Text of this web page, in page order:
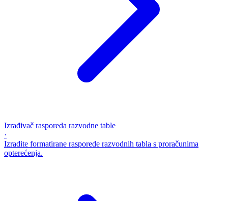
Izrađivač rasporeda razvodne table
·
Izradite formatirane rasporede razvodnih tabla s proračunima
opterećenja.